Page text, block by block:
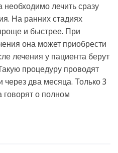
лечить сразу
На ранних стадиях
и быстрее. При
она может приобрести
лечения у пациента берут
процедуру проводят
два месяца. Только 3
говорят о полном